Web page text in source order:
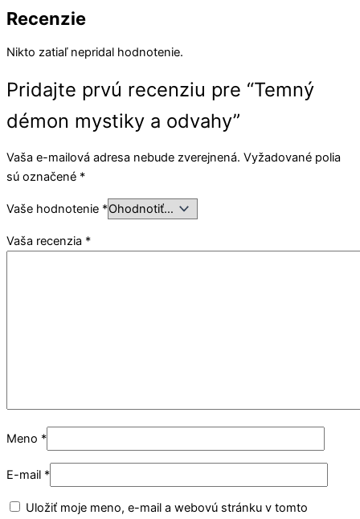
Recenzie
Nikto zatiaľ nepridal hodnotenie.
Pridajte prvú recenziu pre “Temný
démon mystiky a odvahy”
Vaša e-mailová adresa nebude zverejnená. Vyžadované polia
sú označené *
Vaše hodnotenie *
Vaša recenzia *
Meno *
E-mail *
Uložiť moje meno, e-mail a webovú stránku v tomto